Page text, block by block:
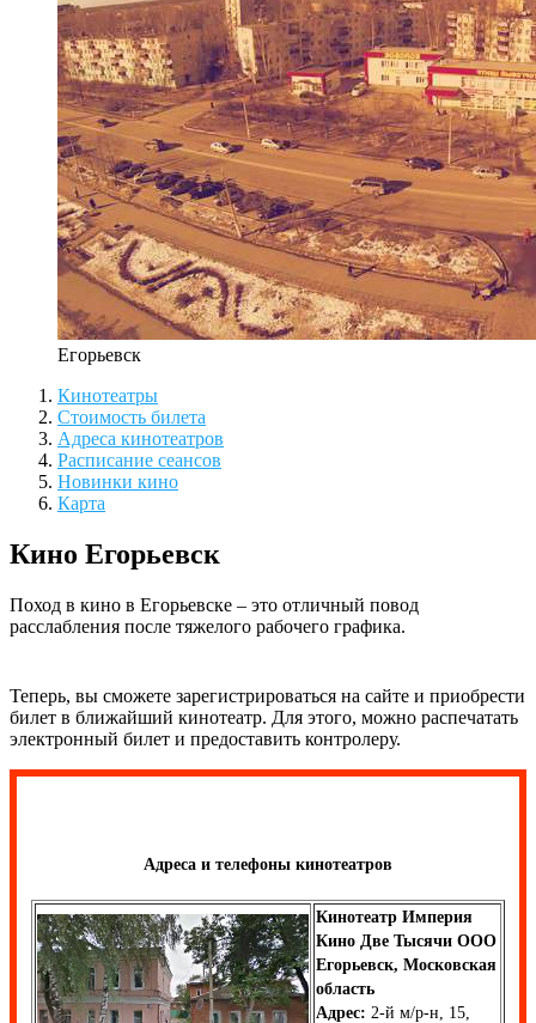
Егорьевск
Кинотеатры
Стоимость билета
Адреса кинотеатров
Расписание сеансов
Новинки кино
Карта
Кино Егорьевск
Поход в кино в Егорьевске – это отличный повод
расслабления после тяжелого рабочего графика.
Теперь, вы сможете зарегистрироваться на сайте и приобрести
билет в ближайший кинотеатр. Для этого, можно распечатать
электронный билет и предоставить контролеру.
Адреса и телефоны кинотеатров
Кинотеатр Империя
Кино Две Тысячи ООО
Егорьевск, Московская
область
Адрес: 2-й м/р-н, 15,